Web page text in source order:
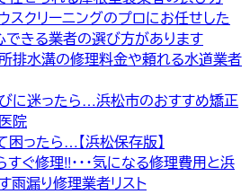
スクリーニングのプロにお任せした
できる業者の選び方があります
排水溝の修理料金や頼れる水道業者
に迷ったら…浜松市のおすすめ矯正
院
困ったら…【浜松保存版】
ぐ修理!!・・・気になる修理費用と浜
雨漏り修理業者リスト